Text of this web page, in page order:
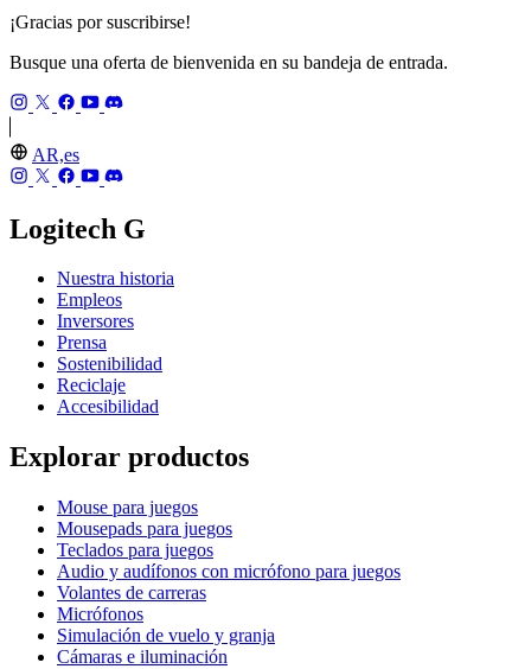
¡Gracias por suscribirse!
Busque una oferta de bienvenida en su bandeja de entrada.
AR,es
Logitech G
Nuestra historia
Empleos
Inversores
Prensa
Sostenibilidad
Reciclaje
Accesibilidad
Explorar productos
Mouse para juegos
Mousepads para juegos
Teclados para juegos
Audio y audífonos con micrófono para juegos
Volantes de carreras
Micrófonos
Simulación de vuelo y granja
Cámaras e iluminación